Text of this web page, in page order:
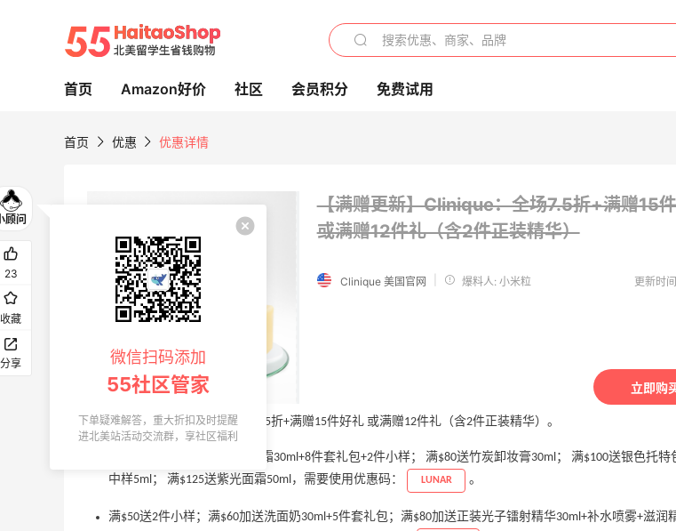
首页 Amazon好价 社区 会员积分 免费试用
首页 优惠 优惠详情
【满赠更新】Clinique：全场7.5折+满赠15
或满赠12件礼（含2件正装精华）
Clinique 美国官网 爆料人: 小米粒 更新时
立即购
Clinique 美国官网 现有 全场7.5折+满赠15件好礼 或满赠12件礼（含2件正装精华）。
全场7.5折+满$60送水磁场面霜30ml+8件套礼包+2件小样； 满$80送竹炭卸妆膏30ml； 满$100送银色托特
中样5ml； 满$125送紫光面霜50ml，需要使用优惠码：
LUNAR 。
满$50送2件小样；满$60加送洗面奶30ml+5件套礼包；满$80加送正装光子镭射精华30ml+补水喷雾+滋润
BOGNER：滑雪服品牌中的“Dior”
大促低至6折
BOGNER
Aritzia 长裙
8折 $78.4
【常青折扣】SK-II：全场护肤热卖
订阅至高享9折
多款到手价仅个位数
新人首单享8.5折
Joseph Joseph US：烤盘和
卖
Joseph Joseph US
23
收藏
分享 微信扫码添加
55社区管家
下单疑难解答，重大折扣及时提醒
进北美站活动交流群，享社区福利